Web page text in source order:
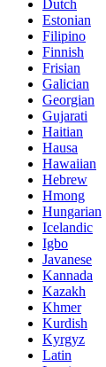
Dutch
Estonian
Filipino
Finnish
Frisian
Galician
Georgian
Gujarati
Haitian
Hausa
Hawaiian
Hebrew
Hmong
Hungarian
Icelandic
Igbo
Javanese
Kannada
Kazakh
Khmer
Kurdish
Kyrgyz
Latin